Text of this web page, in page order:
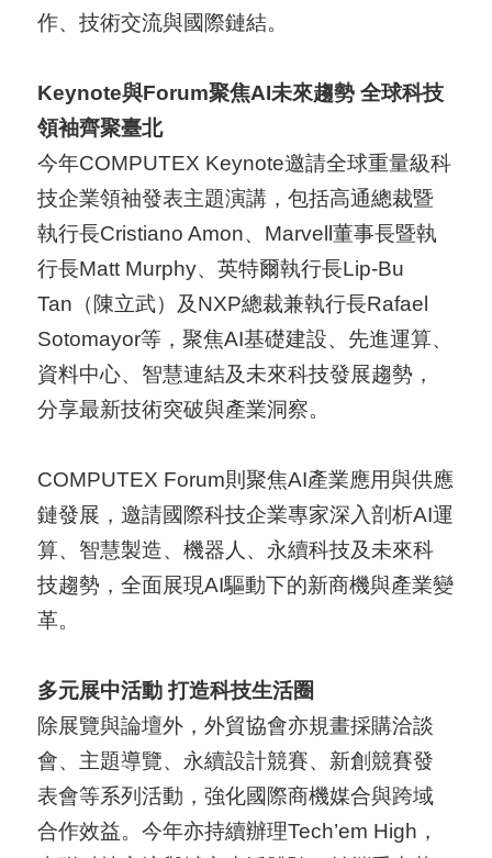
作、技術交流與國際鏈結。
Keynote與Forum聚焦AI未來趨勢 全球科技
領袖齊聚臺北
今年COMPUTEX Keynote邀請全球重量級科
技企業領袖發表主題演講，包括高通總裁暨
執行長Cristiano Amon、Marvell董事長暨執
行長Matt Murphy、英特爾執行長Lip-Bu
Tan（陳立武）及NXP總裁兼執行長Rafael
Sotomayor等，聚焦AI基礎建設、先進運算、
資料中心、智慧連結及未來科技發展趨勢，
分享最新技術突破與產業洞察。
COMPUTEX Forum則聚焦AI產業應用與供應
鏈發展，邀請國際科技企業專家深入剖析AI運
算、智慧製造、機器人、永續科技及未來科
技趨勢，全面展現AI驅動下的新商機與產業變
革。
多元展中活動 打造科技生活圈
除展覽與論壇外，外貿協會亦規畫採購洽談
會、主題導覽、永續設計競賽、新創競賽發
表會等系列活動，強化國際商機媒合與跨域
合作效益。今年亦持續辦理Tech’em High，